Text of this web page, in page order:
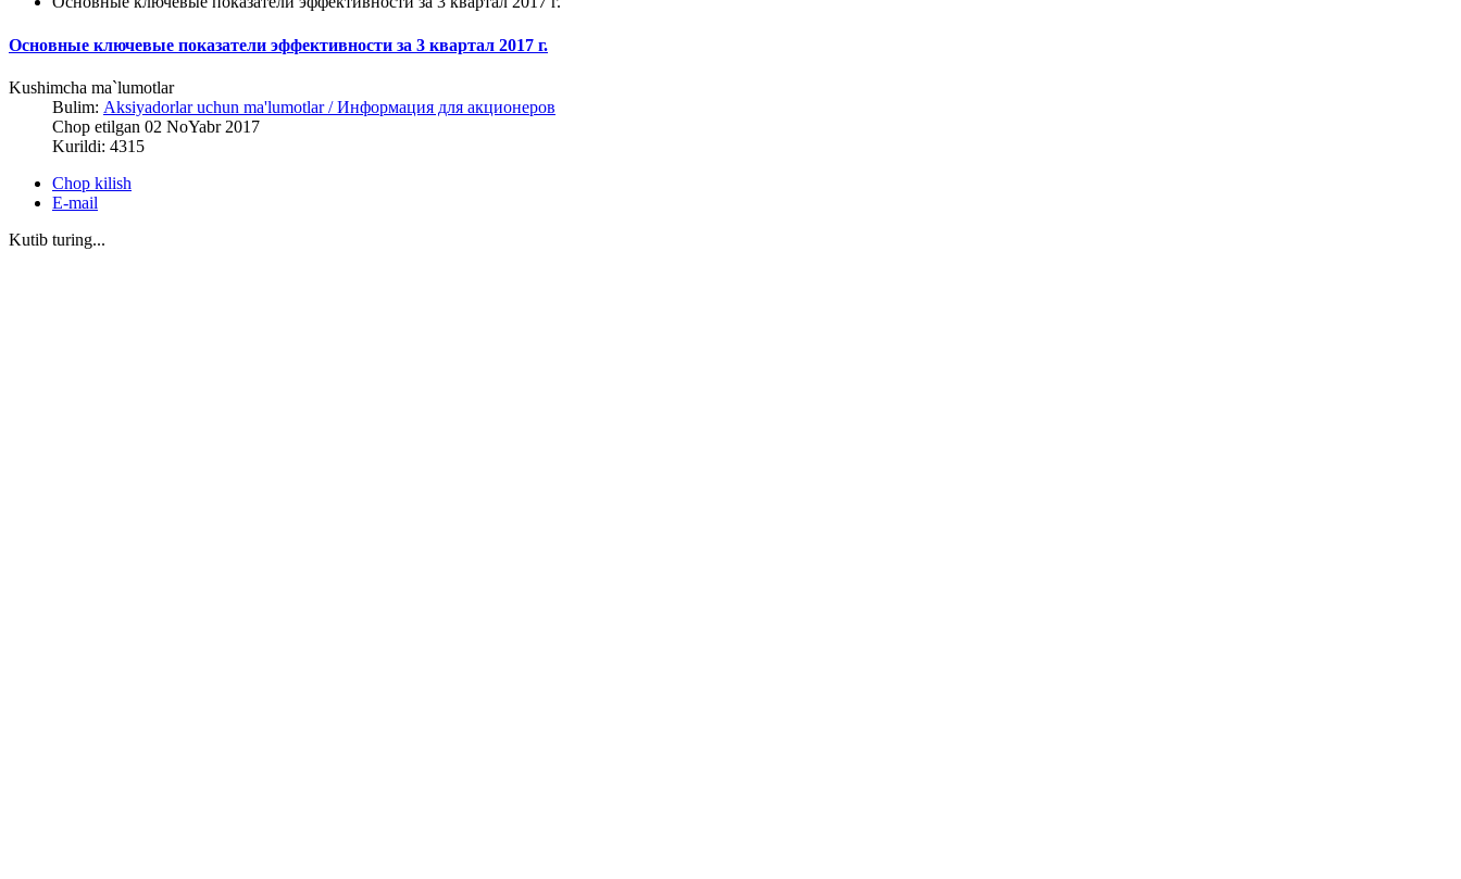
Основные ключевые показатели эффективности за 3 квартал 2017 г.
Kushimcha ma`lumotlar
Bulim: Aksiyadorlar uchun ma'lumotlar / Информация для акционеров
Chop etilgan 02 NoYabr 2017
Kurildi: 4315
Chop kilish
E-mail
Kutib turing...